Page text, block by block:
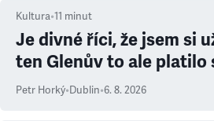
Kultura•11 minut
Je divné říci, že jsem si
ten Glenův to ale
Petr Horký•Dublin•6. 8. 2026